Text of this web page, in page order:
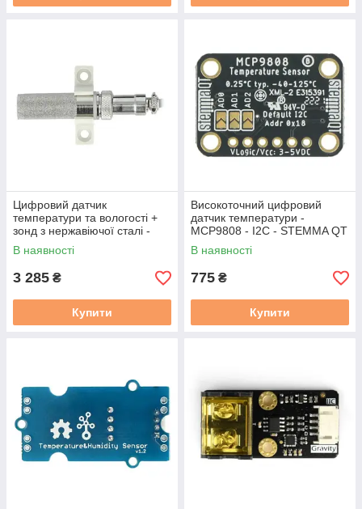
Цифровий датчик
температури та вологості +
зонд з нержавіючої сталі -
SHT20 - DFRobot SEN0148
В наявності
3 285 ₴
Купити
Високоточний цифровий
датчик температури -
MCP9808 - I2C - STEMMA QT
/ Qwiic - Adafruit 5027
В наявності
775 ₴
Купити